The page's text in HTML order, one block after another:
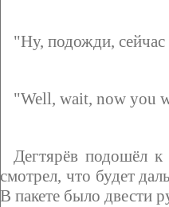
"Ну, подожди,
"Well, wait, now you
Дегтярёв подошёл
смотрел, что будет
В пакете было двести